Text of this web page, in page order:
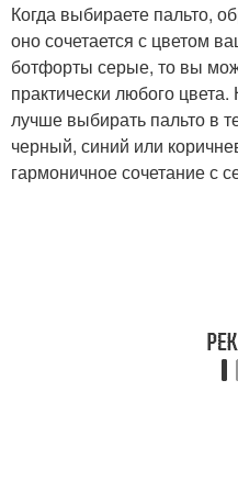
Когда выбираете пальто,
оно сочетается с цветом
ботфорты серые, то вы
практически любого
лучше выбирать пальто в
черный, синий или
гармоничное сочетание с